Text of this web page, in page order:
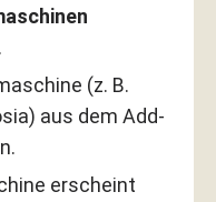
(z. B.
aus dem Add-
erscheint